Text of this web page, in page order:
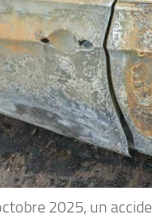
2025, un